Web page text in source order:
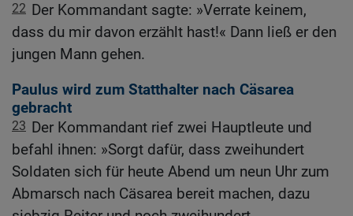
22 Der Kommandant sagte: »Verrate keinem,
dass du mir davon erzählt hast!« Dann ließ er den
jungen Mann gehen.
Paulus wird zum Statthalter nach Cäsarea
gebracht
23 Der Kommandant rief zwei Hauptleute und
befahl ihnen: »Sorgt dafür, dass zweihundert
Soldaten sich für heute Abend um neun Uhr zum
Abmarsch nach Cäsarea bereit machen, dazu